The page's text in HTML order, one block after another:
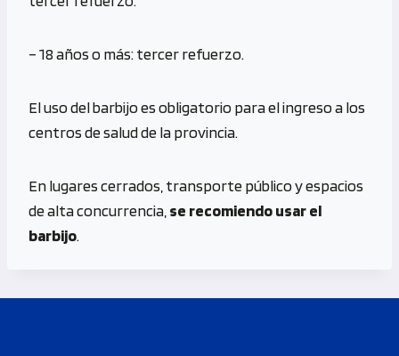
– 18 años o más: tercer refuerzo.
El uso del barbijo es obligatorio para el ingreso a los
centros de salud de la provincia.
En lugares cerrados, transporte público y espacios
de alta concurrencia, se recomiendo usar el
barbijo.